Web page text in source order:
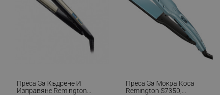
Преса За Къдрене И
Изправяне Remington
Преса За Мокра Коса
Remington S7350,